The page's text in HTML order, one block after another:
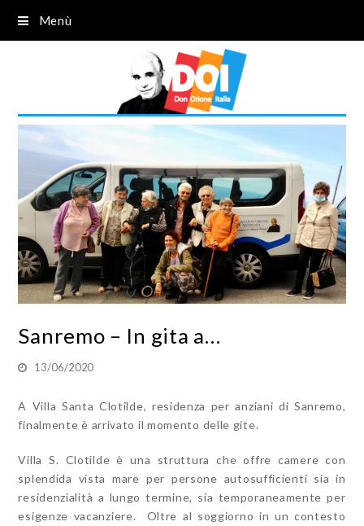
Menù
Sanremo – In gita a…
13/06/2020
A Villa Santa Clotilde, residenza per anziani di Sanremo,
finalmente è arrivato il momento delle gite.
Villa S. Clotilde è una struttura che offre camere con
splendida vista mare per persone autosufficienti sia in
residenzialità a lungo termine, sia temporaneamente per
esigenze vacanziere. Oltre al soggiorno in un contesto